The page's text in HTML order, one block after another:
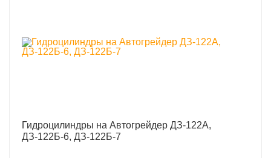
Гидроцилиндры на Автогрейдер ДЗ-122А,
ДЗ-122Б-6, ДЗ-122Б-7